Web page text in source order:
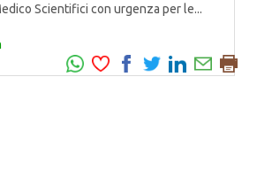
Scientifici con urgenza per le...